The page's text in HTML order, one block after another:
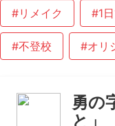
#リメイク #1
#不登校 #オリ
勇の
と」